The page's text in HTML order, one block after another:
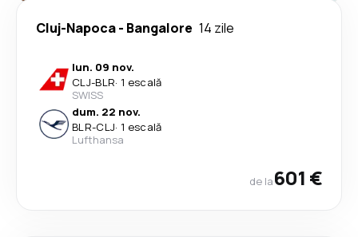
Cluj-Napoca- Bangalore 14 zile
lun. 09 nov.
CLJ-BLR· 1 escală
SWISS
dum. 22 nov.
BLR-CLJ· 1 escală
Lufthansa
de la601 €